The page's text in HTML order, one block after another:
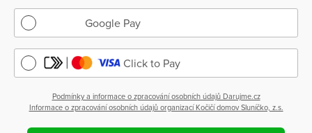
Google Pay
Click to Pay
Podmínky a informace o zpracování osobních údajů Darujme.cz
Informace o zpracování osobních údajů organizací Kočičí domov Sluníčko, z.s.